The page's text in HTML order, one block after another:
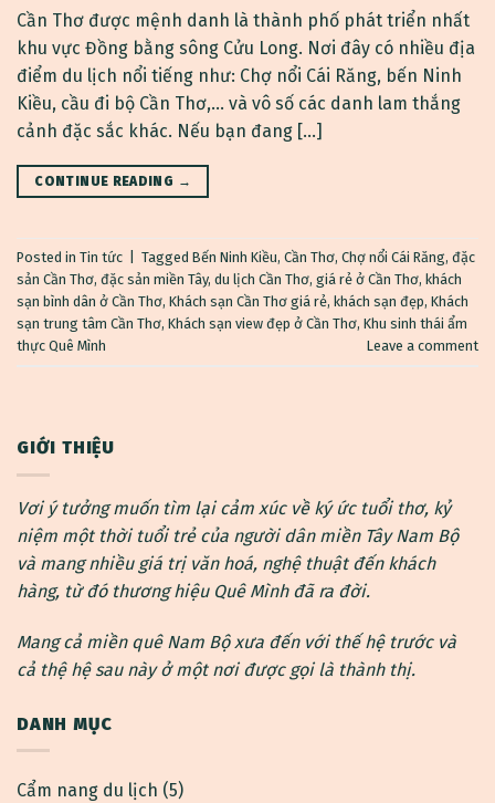
Cần Thơ được mệnh danh là thành phố phát triển nhất
khu vực Đồng bằng sông Cửu Long. Nơi đây có nhiều địa
điểm du lịch nổi tiếng như: Chợ nổi Cái Răng, bến Ninh
Kiều, cầu đi bộ Cần Thơ,… và vô số các danh lam thắng
cảnh đặc sắc khác. Nếu bạn đang […]
CONTINUE READING →
Posted in Tin tức Tagged Bến Ninh Kiều, Cần Thơ, Chợ nổi Cái Răng, đặc
sản Cần Thơ, đặc sản miền Tây, du lịch Cần Thơ, giá rẻ ở Cần Thơ, khách
sạn bình dân ở Cần Thơ, Khách sạn Cần Thơ giá rẻ, khách sạn đẹp, Khách
sạn trung tâm Cần Thơ, Khách sạn view đẹp ở Cần Thơ, Khu sinh thái ẩm
thực Quê Mình
Leave a comment
GIỚI THIỆU
Vơi ý tưởng muốn tìm lại cảm xúc về ký ức tuổi thơ, kỷ
niệm một thời tuổi trẻ của người dân miền Tây Nam Bộ
và mang nhiều giá trị văn hoá, nghệ thuật đến khách
hàng, từ đó thương hiệu Quê Mình đã ra đời.
Mang cả miền quê Nam Bộ xưa đến với thế hệ trước và
cả thệ hệ sau này ở một nơi được gọi là thành thị.
DANH MỤC
Cẩm nang du lịch (5)